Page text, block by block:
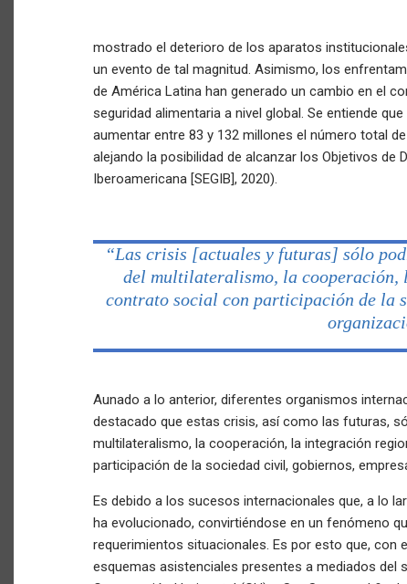
mostrado el deterioro de los aparatos
un evento de tal magnitud. Asimismo, los
de América Latina han generado un cambio en el
seguridad alimentaria a nivel global. Se entiende
aumentar entre 83 y 132 millones el número total
alejando la posibilidad de alcanzar los Objetivos de
Iberoamericana [SEGIB], 2020).
“Las crisis [actuales y futuras] sólo
del multilateralismo, la cooperación,
contrato social con participación de la
Aunado a lo anterior, diferentes organismos
destacado que estas crisis, así como las futuras,
multilateralismo, la cooperación, la integración
participación de la sociedad civil, gobiernos,
Es debido a los sucesos internacionales que, a lo
ha evolucionado, convirtiéndose en un fenómeno
requerimientos situacionales. Es por esto que, con
esquemas asistenciales presentes a mediados del